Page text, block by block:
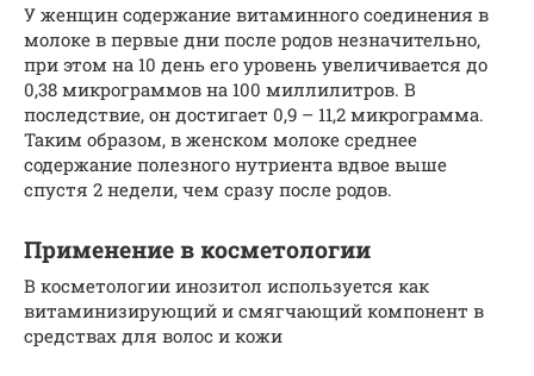
У женщин содержание витаминного соединения в
молоке в первые дни после родов незначительно,
при этом на 10 день его уровень увеличивается до
0,38 микрограммов на 100 миллилитров. В
последствие, он достигает 0,9 – 11,2 микрограмма.
Таким образом, в женском молоке среднее
содержание полезного нутриента вдвое выше
спустя 2 недели, чем сразу после родов.
Применение в косметологии
В косметологии инозитол используется как
витаминизирующий и смягчающий компонент в
средствах для волос и кожи